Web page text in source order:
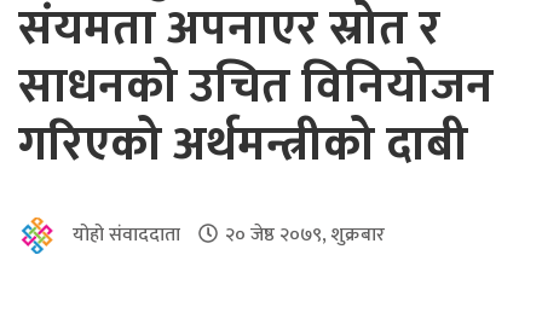
संयमता अपनाएर स्रोत र
साधनको उचित विनियोजन
गरिएको अर्थमन्त्रीको दाबी
योहो संवाददाता २० जेष्ठ २०७९, शुक्रबार